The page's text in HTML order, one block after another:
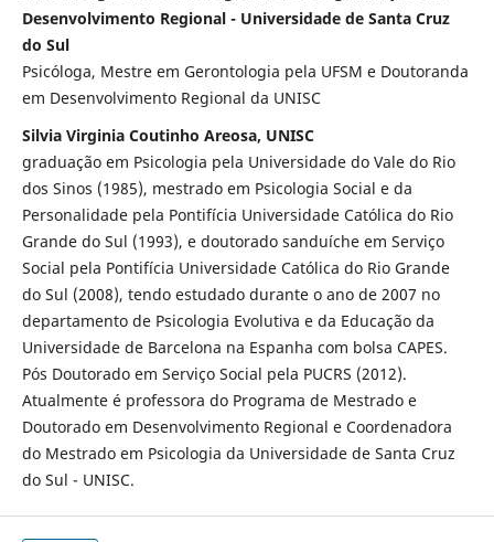
Desenvolvimento Regional - Universidade de Santa Cruz
do Sul
Psicóloga, Mestre em Gerontologia pela UFSM e Doutoranda
em Desenvolvimento Regional da UNISC
Silvia Virginia Coutinho Areosa, UNISC
graduação em Psicologia pela Universidade do Vale do Rio
dos Sinos (1985), mestrado em Psicologia Social e da
Personalidade pela Pontifícia Universidade Católica do Rio
Grande do Sul (1993), e doutorado sanduíche em Serviço
Social pela Pontifícia Universidade Católica do Rio Grande
do Sul (2008), tendo estudado durante o ano de 2007 no
departamento de Psicologia Evolutiva e da Educação da
Universidade de Barcelona na Espanha com bolsa CAPES.
Pós Doutorado em Serviço Social pela PUCRS (2012).
Atualmente é professora do Programa de Mestrado e
Doutorado em Desenvolvimento Regional e Coordenadora
do Mestrado em Psicologia da Universidade de Santa Cruz
do Sul - UNISC.